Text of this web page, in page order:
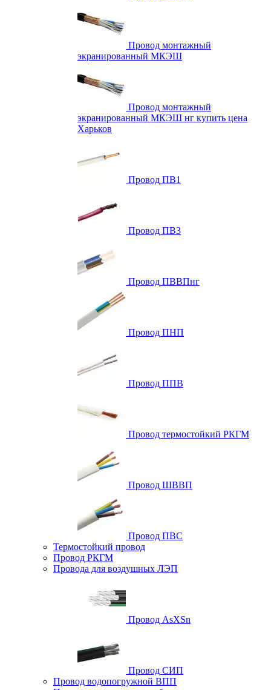
Провод монтажный
экранированный МКЭШ
Провод монтажный
экранированный МКЭШ нг купить цена
Харьков
Провод ПВ1
Провод ПВ3
Провод ПВВПнг
Провод ПНП
Провод ППВ
Провод термостойкий РКГМ
Провод ШВВП
Провод ПВС
Термостойкий провод
Провод РКГМ
Провода для воздушных ЛЭП
Провод AsXSn
Провод СИП
Провод водопогружной ВПП